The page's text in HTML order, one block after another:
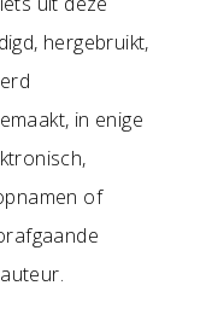
hergebruikt,
in enige
of